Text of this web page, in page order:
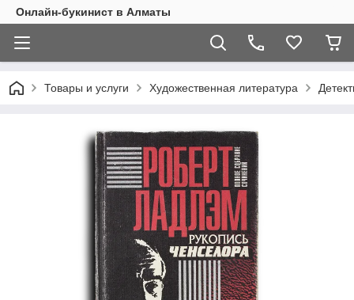
Онлайн-букинист в Алматы
Товары и услуги Художественная литература